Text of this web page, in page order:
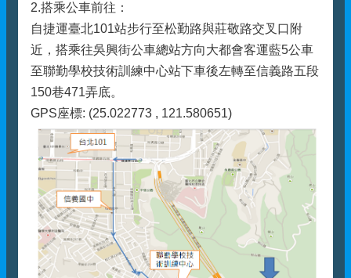
2.搭乘公車前往：
自捷運臺北101站步行至松勤路與莊敬路交叉口附
近，搭乘往吳興街公車總站方向大都會客運藍5公車
至聯勤學校技術訓練中心站下車後左轉至信義路五段
150巷471弄底。
GPS座標: (25.022773 , 121.580651)